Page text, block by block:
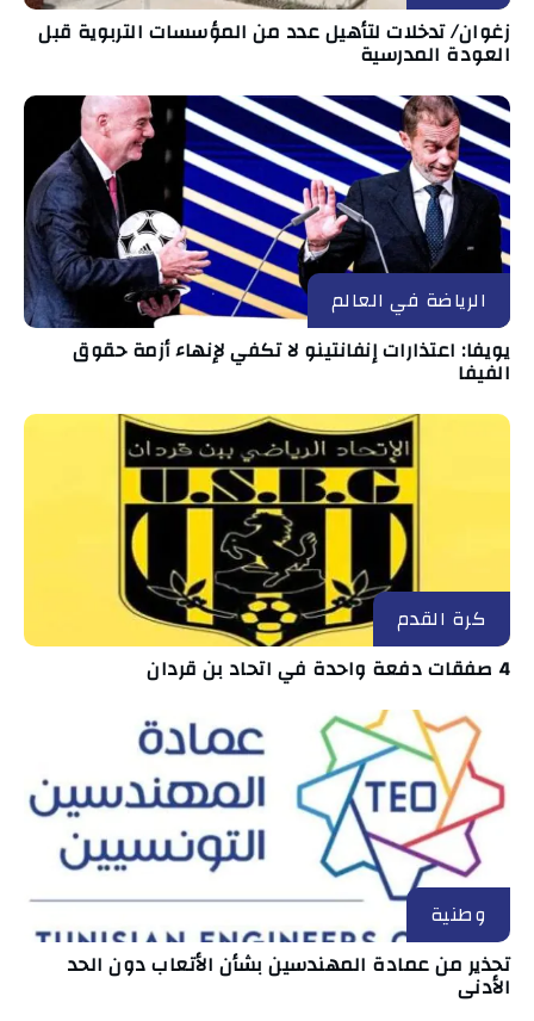
زغوان/ تدخلات لتأهيل عدد من المؤسسات التربوية قبل
العودة المدرسية
الرياضة في العالم
يويفا: اعتذارات إنفانتينو لا تكفي لإنهاء أزمة حقوق
الفيفا
كرة القدم
4 صفقات دفعة واحدة في اتحاد بن قردان
وطنية
تحذير من عمادة المهندسين بشأن الأتعاب دون الحد
الأدنى